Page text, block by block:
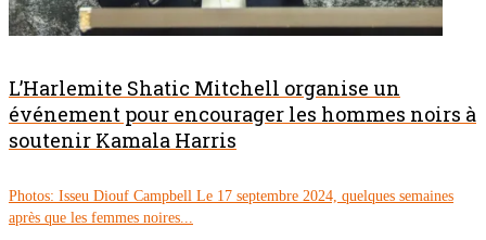
L’Harlemite Shatic Mitchell organise un
événement pour encourager les hommes noirs à
soutenir Kamala Harris
Photos: Isseu Diouf Campbell Le 17 septembre 2024, quelques semaines
après que les femmes noires...